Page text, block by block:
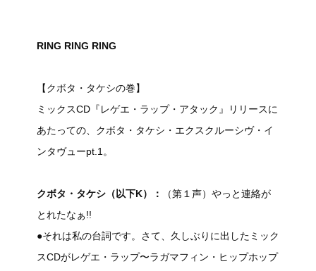
RING RING RING
【クボタ・タケシの巻】
ミックスCD『レゲエ・ラップ・アタック』リリースに
あたっての、クボタ・タケシ・エクスクルーシヴ・イ
ンタヴューpt.1。
クボタ・タケシ（以下K）：
（第１声）やっと連絡が
とれたなぁ!!
●それは私の台詞です。さて、久しぶりに出したミック
スCDがレゲエ・ラップ〜ラガマフィン・ヒップホップ